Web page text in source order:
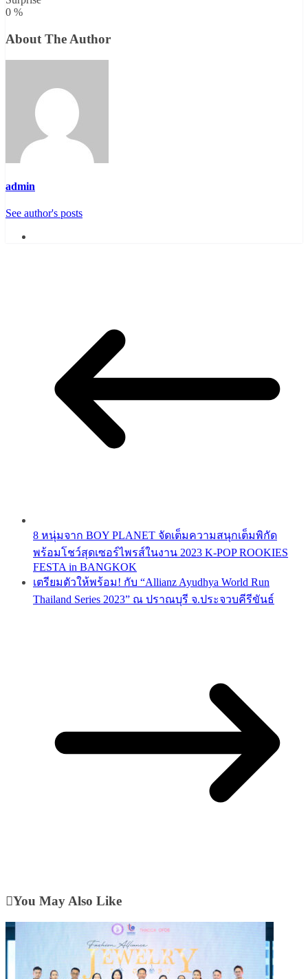
0 %
About The Author
admin
See author's posts
8 หนุ่มจาก BOY PLANET จัดเต็มความสนุกเต็มพิกัด
พร้อมโชว์สุดเซอร์ไพรส์ในงาน 2023 K-POP ROOKIES
FESTA in BANGKOK
เตรียมตัวให้พร้อม! กับ “Allianz Ayudhya World Run
Thailand Series 2023” ณ ปราณบุรี จ.ประจวบคีรีขันธ์
You May Also Like